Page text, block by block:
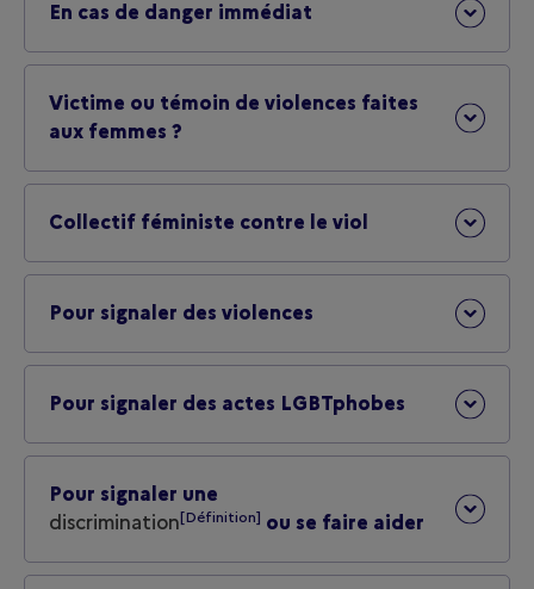
En cas de danger immédiat
Victime ou témoin de violences faites
aux femmes ?
Collectif féministe contre le viol
Pour signaler des violences
Pour signaler des actes LGBTphobes
Pour signaler une
discrimination[Définition] ou se faire aider